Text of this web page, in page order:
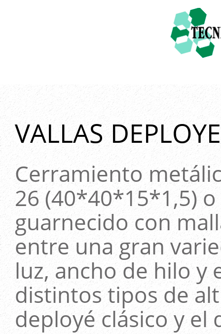
VALLAS
Cerramiento
26 (40*40*15*1,5)
guarnecido con
entre una gran
luz, ancho de hilo y
distintos tipos de
deployé clásico y